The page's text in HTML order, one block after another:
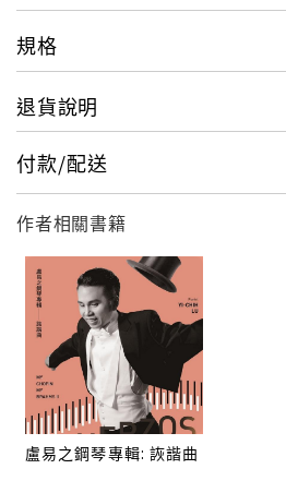
的樣貌，
值得您仔細感受樂曲間的每個音符
規格
退貨說明
付款/配送
作者相關書籍
盧易之鋼琴專輯: 詼諧曲